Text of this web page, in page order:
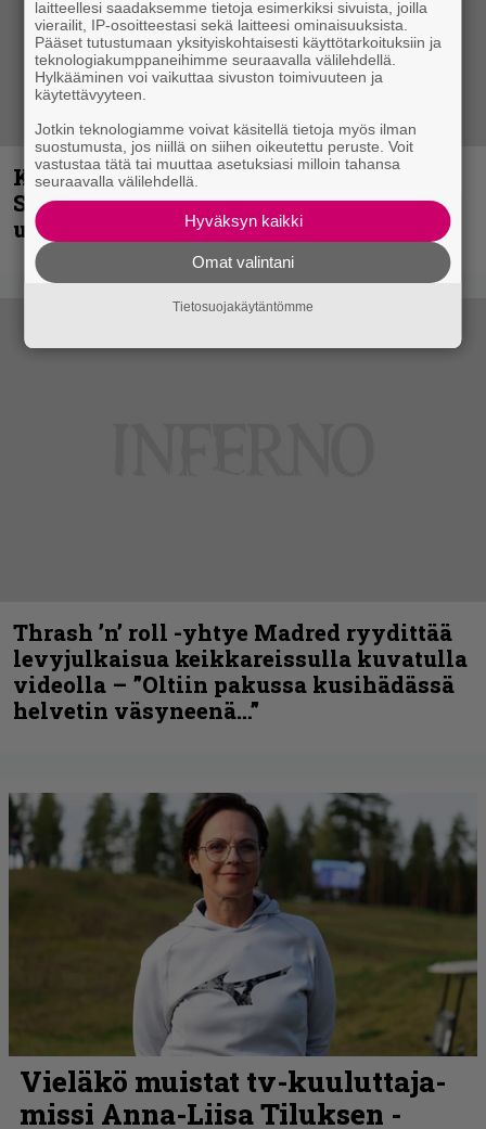
Kunnianosoitus hyiselle Pohjolalle –
Shining hyppäsi keskelle kinoksia
uudella videollaan
Thrash ’n’ roll -yhtye Madred ryydittää
levyjulkaisua keikkareissulla kuvatulla
videolla – ”Oltiin pakussa kusihädässä
helvetin väsyneenä…”
laitteellesi saadaksemme tietoja esimerkiksi sivuista, joilla
vierailit, IP-osoitteestasi sekä laitteesi ominaisuuksista.
Pääset tutustumaan yksityiskohtaisesti käyttötarkoituksiin ja
teknologiakumppaneihimme seuraavalla välilehdellä.
Hylkääminen voi vaikuttaa sivuston toimivuuteen ja
käytettävyyteen.
Jotkin teknologiamme voivat käsitellä tietoja myös ilman
suostumusta, jos niillä on siihen oikeutettu peruste. Voit
vastustaa tätä tai muuttaa asetuksiasi milloin tahansa
seuraavalla välilehdellä.
Hyväksyn kaikki
Omat valintani
Tietosuojakäytäntömme